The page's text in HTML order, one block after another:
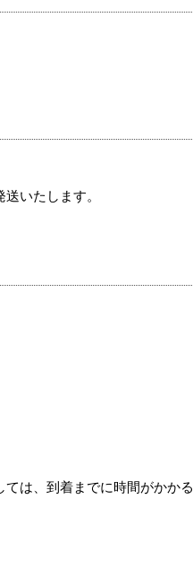
いたします。
は、到着までに時間がかかる